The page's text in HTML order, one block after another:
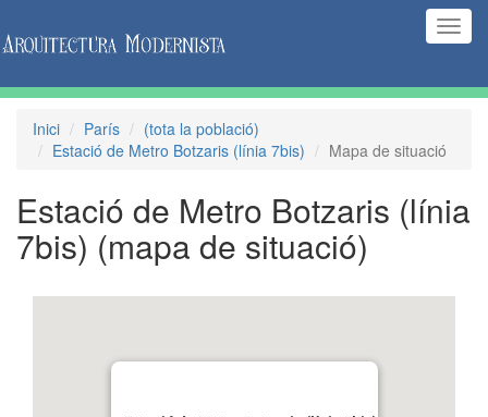
Inici París
(tota la població)
Estació de Metro Botzaris (línia 7bis)
Mapa de situació
Estació de Metro Botzaris (línia
7bis) (mapa de situació)